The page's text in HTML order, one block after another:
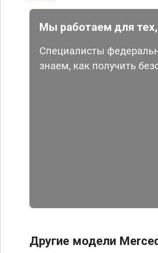
Мы работаем для тех,
Специалисты
знаем, как получить
Другие модели